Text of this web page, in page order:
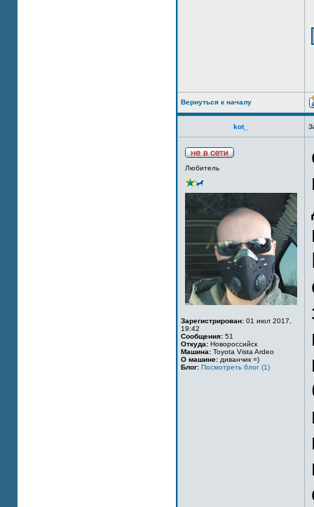
Вернуться к началу
kot_
Любитель
Зарегистрирован: 01 июл 2017,
19:42
Сообщения: 51
Откуда: Новороссийск
Машина: Toyota Vista Ardeo
О машине: диванчик =)
Блог: Посмотреть блог (1)